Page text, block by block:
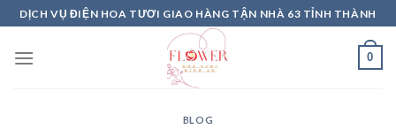
Skip
to
content
DỊCH VỤ ĐIỆN HOA TƯƠI GIAO HÀNG TẬN NHÀ 63 TỈNH THÀNH
0
BLOG